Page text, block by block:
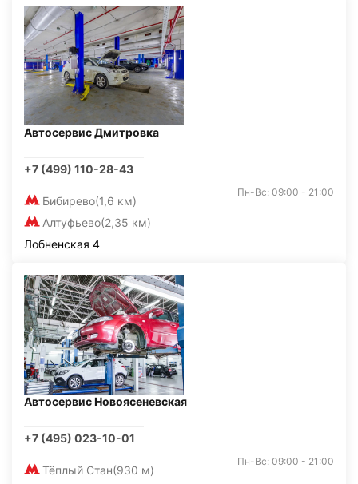
Автосервис Дмитровка
+7 (499) 110-28-43
Бибирево(1,6 км)
Алтуфьево(2,35 км)
Пн-Вс: 09:00 - 21:00
Лобненская 4
Автосервис Новоясеневская
+7 (495) 023-10-01
Тёплый Стан(930 м)
Пн-Вс: 09:00 - 21:00